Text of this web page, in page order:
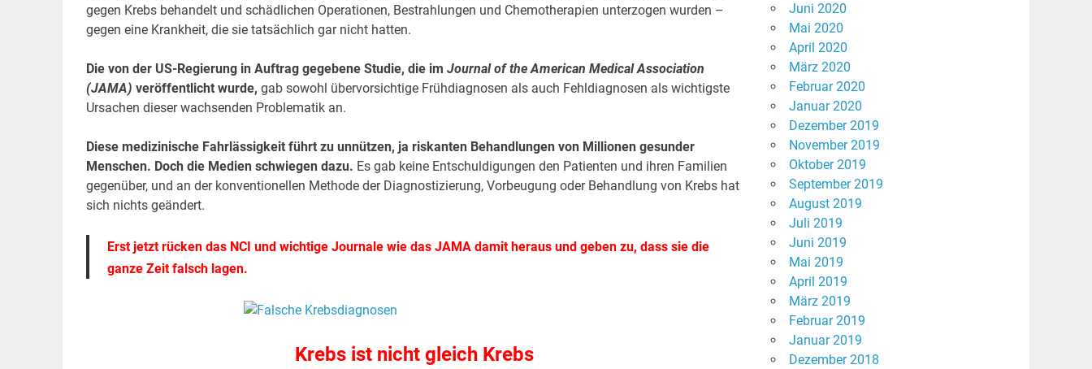
gegen Krebs behandelt und schädlichen Operationen, Bestrahlungen und Chemotherapien unterzogen wurden –
gegen eine Krankheit, die sie tatsächlich gar nicht hatten.
Die von der US-Regierung in Auftrag gegebene Studie, die im Journal of the American Medical Association
(JAMA) veröffentlicht wurde, gab sowohl übervorsichtige Frühdiagnosen als auch Fehldiagnosen als wichtigste
Ursachen dieser wachsenden Problematik an.
Diese medizinische Fahrlässigkeit führt zu unnützen, ja riskanten Behandlungen von Millionen gesunder
Menschen. Doch die Medien schwiegen dazu. Es gab keine Entschuldigungen den Patienten und ihren Familien
gegenüber, und an der konventionellen Methode der Diagnostizierung, Vorbeugung oder Behandlung von Krebs hat
sich nichts geändert.
Erst jetzt rücken das NCI und wichtige Journale wie das JAMA damit heraus und geben zu, dass sie die
ganze Zeit falsch lagen.
Krebs ist nicht gleich Krebs
Juni 2020
Mai 2020
April 2020
März 2020
Februar 2020
Januar 2020
Dezember 2019
November 2019
Oktober 2019
September 2019
August 2019
Juli 2019
Juni 2019
Mai 2019
April 2019
März 2019
Februar 2019
Januar 2019
Dezember 2018